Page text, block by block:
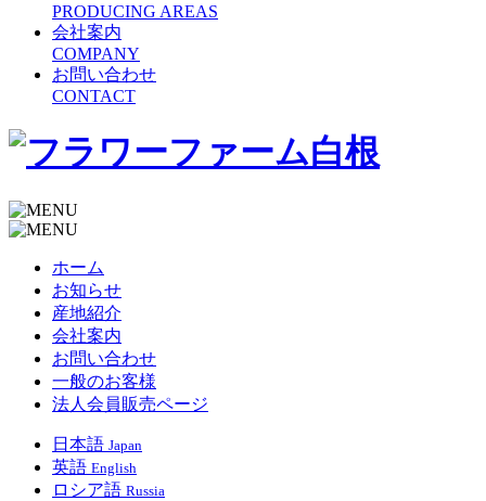
PRODUCING AREAS
会社案内
COMPANY
お問い合わせ
CONTACT
ホーム
お知らせ
産地紹介
会社案内
お問い合わせ
一般のお客様
法人会員販売ページ
日本語 Japan
英語 English
ロシア語 Russia